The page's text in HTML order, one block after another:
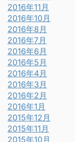
2016年11月
2016年10月
2016年8月
2016年7月
2016年6月
2016年5月
2016年4月
2016年3月
2016年2月
2016年1月
2015年12月
2015年11月
2015年10月